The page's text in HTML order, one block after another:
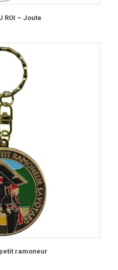
ROI – Joute
petit ramoneur